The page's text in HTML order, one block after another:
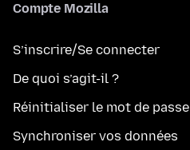
Compte Mozilla
S’inscrire/Se connecter
De quoi s’agit-il ?
Réinitialiser le mot de passe
Synchroniser vos données